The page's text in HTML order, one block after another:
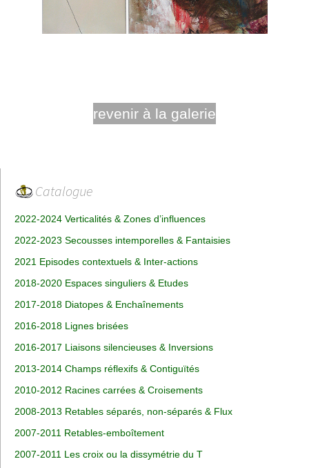
revenir à la galerie
Catalogue
2022-2024 Verticalités & Zones d’influences
2022-2023 Secousses intemporelles & Fantaisies
2021 Episodes contextuels & Inter-actions
2018-2020 Espaces singuliers & Etudes
2017-2018 Diatopes & Enchaînements
2016-2018 Lignes brisées
2016-2017 Liaisons silencieuses & Inversions
2013-2014 Champs réflexifs & Contiguïtés
2010-2012 Racines carrées & Croisements
2008-2013 Retables séparés, non-séparés & Flux
2007-2011 Retables-emboîtement
2007-2011 Les croix ou la dissymétrie du T